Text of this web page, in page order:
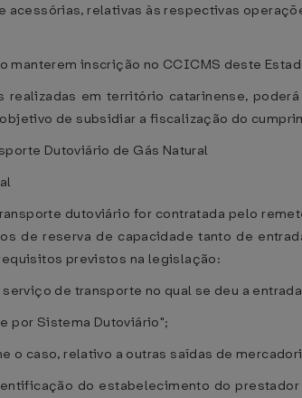
relativas às respectivas
inscrição no CCICMS deste
realizadas em território catarinense,
de subsidiar a fiscalização do
Dutoviário de Gás Natural
dutoviário for contratada pelo
de reserva de capacidade tanto de
previstos na legislação:
de transporte no qual se deu a
por Sistema Dutoviário";
o caso, relativo a outras saídas de
do estabelecimento do